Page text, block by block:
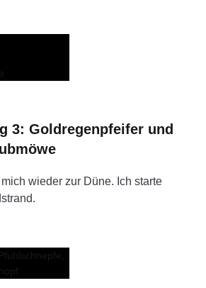
3: Goldregenpfeifer und
wieder zur Düne. Ich starte